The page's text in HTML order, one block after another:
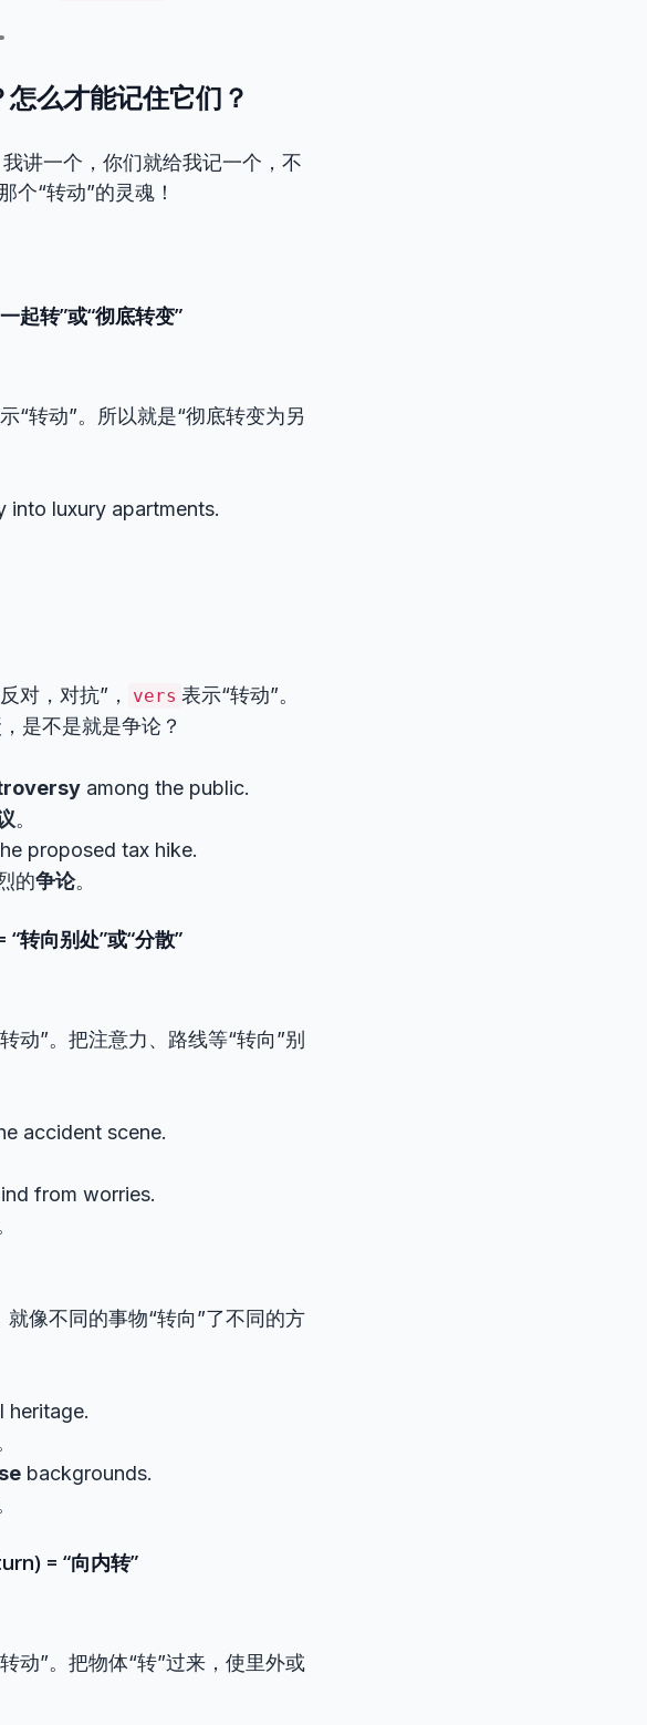
么才能记住它们？
讲一个，你们就给我记一个，不
个“转动”的灵魂！
起转”或“彻底转变”
“转动”。所以就是“彻底转变为另
into luxury apartments.
对，对抗”， vers 表示“转动”。
是不是就是争论？
among the public.
。
proposed tax hike.
的争论。
转向别处”或“分散”
动”。把注意力、路线等“转向”别
accident scene.
from worries.
就像不同的事物“转向”了不同的方
heritage.
backgrounds.
= “向内转”
动”。把物体“转”过来，使里外或